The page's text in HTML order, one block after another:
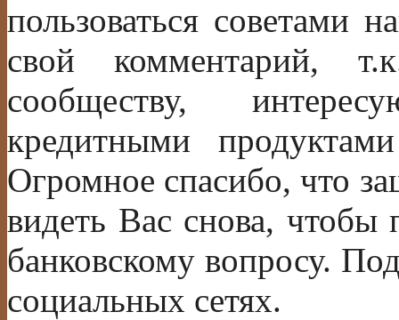
пользоваться советами
свой комментарий,
сообществу,
кредитными
Огромное спасибо, что
видеть Вас снова, чтобы
банковскому вопросу.
социальных сетях.